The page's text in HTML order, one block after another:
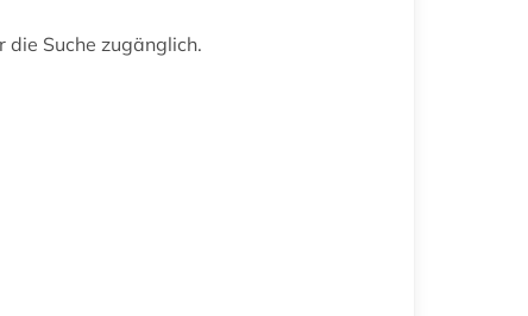
Suche zugänglich.